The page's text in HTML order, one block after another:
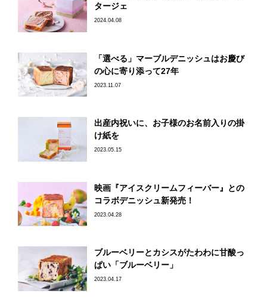
タージェ
2024.04.08
「選べる」マーブルデニッシュはお慶び
の心に寄り添って27年
2023.11.07
出産内祝いに、お子様のお名前入りの掛
け紙を
2023.05.15
映画『アイスクリームフィーバー』との
コラボデニッシュ新発売！
2023.04.28
ブルーベリーとカシスがたわわに甘酸っ
ぱい「ブルーベリー」
2023.04.17